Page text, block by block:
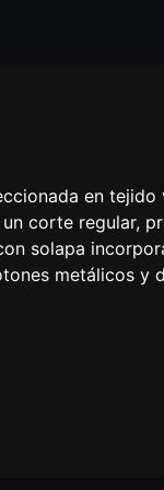
en
corte regular,
solapa
metálicos y